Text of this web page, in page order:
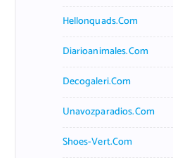
Hellonquads.com
Diarioanimales.com
Decogaleri.com
Unavozparadios.com
Shoes-Vert.com